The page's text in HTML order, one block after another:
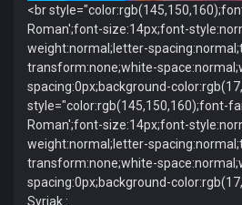
<br
Roman';font-size:14px;font-
weight:normal;letter-
transform:none;white-
spacing:0px;background-
style="color:rgb(145,150,160);font-
Roman';font-size:14px;font-
weight:normal;letter-
transform:none;white-
spacing:0px;background-
Syriak :